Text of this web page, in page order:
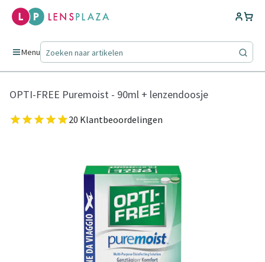
Menu
OPTI-FREE Puremoist - 90ml + lenzendoosje
20 Klantbeoordelingen